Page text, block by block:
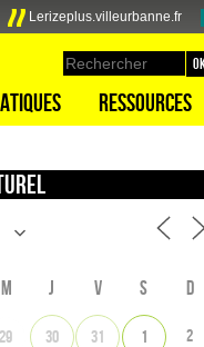
Lerizeplus.villeurbanne.fr
Ressources
M J V S D
29 30 31 1 2